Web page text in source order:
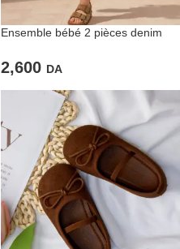
Ensemble bébé 2 pièces denim
2,600 DA